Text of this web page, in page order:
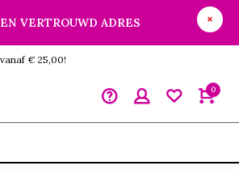
VERTROUWD ADRES
€ 25,00!
0